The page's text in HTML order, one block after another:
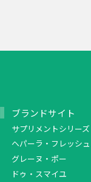
ブランドサイト
サプリメントシリーズ
ヘパーラ・フレッシュ
グレーヌ・ポー
ドゥ・スマイユ